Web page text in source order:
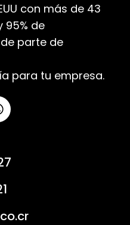
con más de 43
95% de
parte de
para tu empresa.